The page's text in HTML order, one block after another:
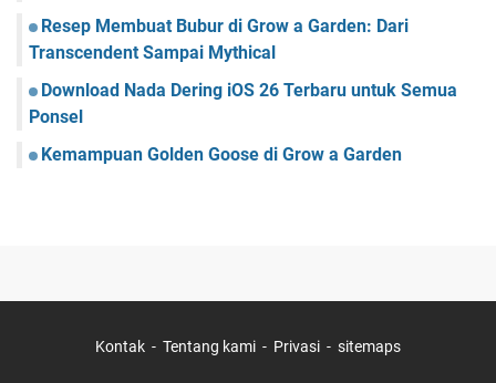
Resep Membuat Bubur di Grow a Garden: Dari
Transcendent Sampai Mythical
Download Nada Dering iOS 26 Terbaru untuk Semua
Ponsel
Kemampuan Golden Goose di Grow a Garden
Kontak Tentang kami Privasi sitemaps